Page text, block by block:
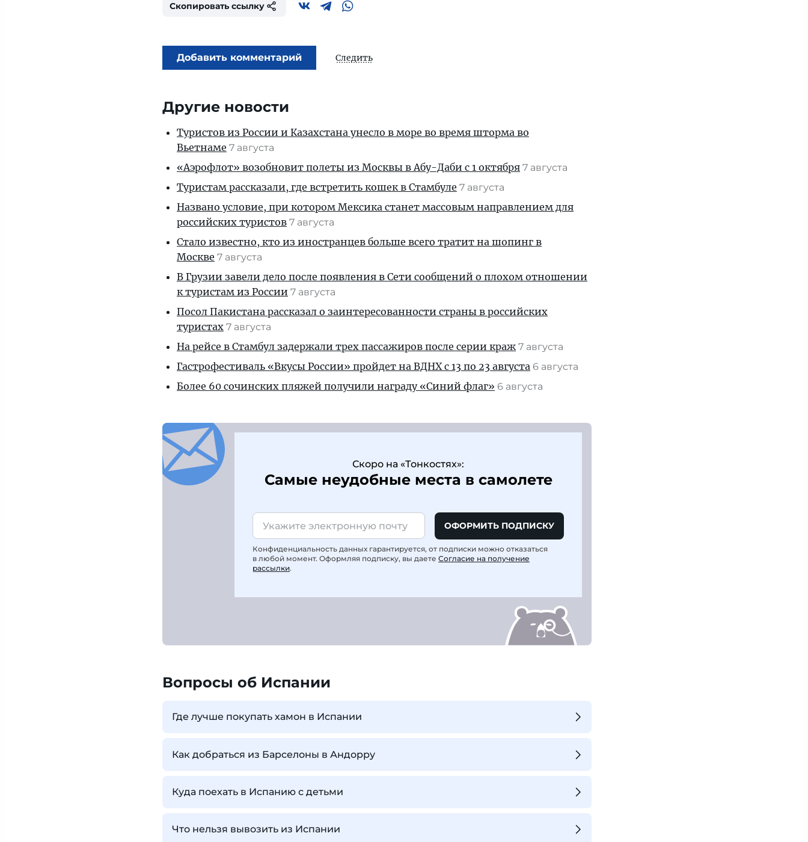
Скопировать ссылку
Добавить комментарий Следить
Другие новости
Туристов из России и Казахстана унесло в море во время шторма во
Вьетнаме 7 августа
«Аэрофлот» возобновит полеты из Москвы в Абу-Даби с 1 октября 7 августа
Туристам рассказали, где встретить кошек в Стамбуле 7 августа
Названо условие, при котором Мексика станет массовым направлением для
российских туристов 7 августа
Стало известно, кто из иностранцев больше всего тратит на шопинг в
Москве 7 августа
В Грузии завели дело после появления в Сети сообщений о плохом отношении
к туристам из России 7 августа
Посол Пакистана рассказал о заинтересованности страны в российских
туристах 7 августа
На рейсе в Стамбул задержали трех пассажиров после серии краж 7 августа
Гастрофестиваль «Вкусы России» пройдет на ВДНХ с 13 по 23 августа 6 августа
Более 60 сочинских пляжей получили награду «Синий флаг» 6 августа
Скоро на «Тонкостях»:
Самые неудобные места в самолете
ОФОРМИТЬ ПОДПИСКУ
Конфиденциальность данных гарантируется, от подписки можно отказаться
в любой момент. Оформляя подписку, вы даете Согласие на получение
рассылки.
Вопросы об Испании
Где лучше покупать хамон в Испании
Как добраться из Барселоны в Андорру
Куда поехать в Испанию с детьми
Что нельзя вывозить из Испании